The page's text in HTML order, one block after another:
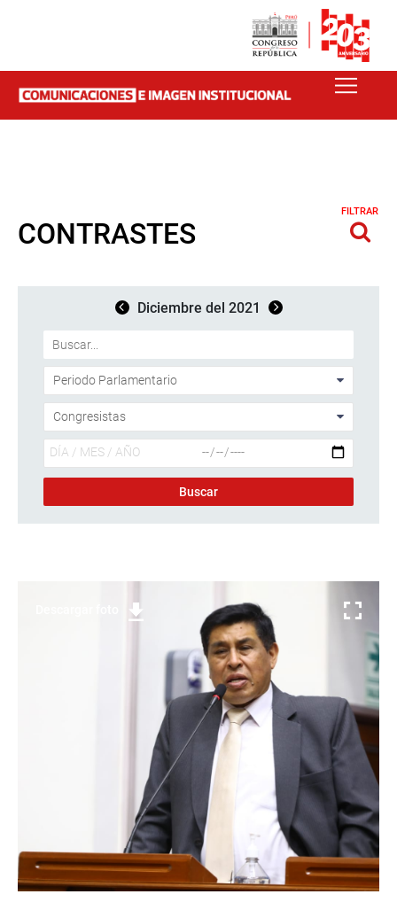
CONTRASTES
FILTRAR
Diciembre del 2021